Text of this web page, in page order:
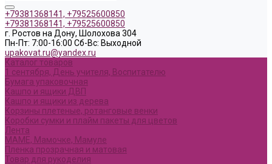
+79381368141, +79525600850
+79381368141, +79525600850
г. Ростов на Дону, Шолохова 304
Пн-Пт: 7:00-16:00 Cб-Вс: Выходной
upakovat.ru@yandex.ru
Каталог товаров
1 сентября, День учителя, Воспитателю
Бумага упаковочная
Кашпо и ящики ДВП
Кашпо и ящики из дерева
Корзины плетеные, ротанговые венки
Коробки сумки и плайм пакеты для цветов
Лента
МАМЕ, Мамочке, Мамуле
Пленка прозрачная и матовая
Товар для рукоделия